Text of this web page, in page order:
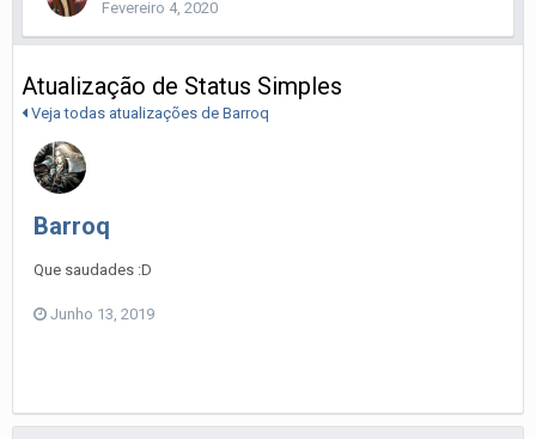
Fevereiro 4, 2020
Atualização de Status Simples
Veja todas atualizações de Barroq
Barroq
Que saudades :D
Junho 13, 2019